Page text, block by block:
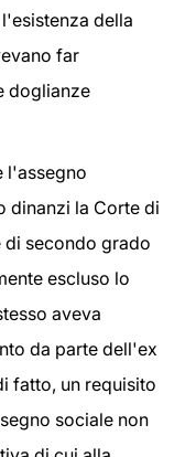
della
far
doglianze
l'assegno
dinanzi la Corte di
di secondo grado
escluso lo
aveva
da parte dell'ex
fatto, un requisito
sociale non